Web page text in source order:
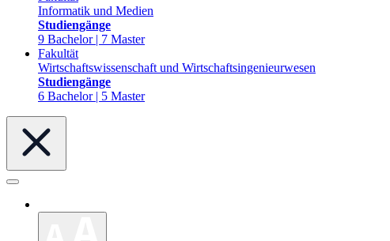
Informatik und Medien
Studiengänge
9 Bachelor | 7 Master
Fakultät
Wirtschaftswissenschaft und Wirtschaftsingenieurwesen
Studiengänge
6 Bachelor | 5 Master